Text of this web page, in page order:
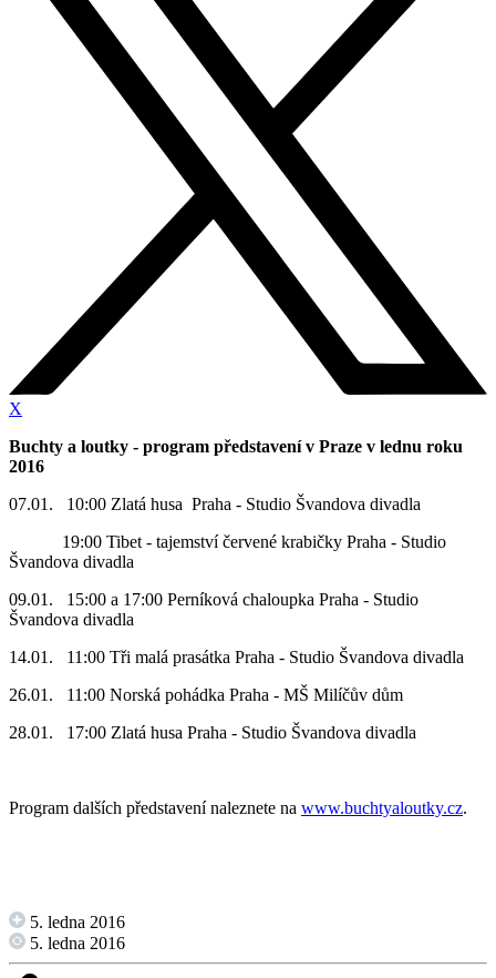
X
Buchty a loutky - program představení v Praze v lednu roku
2016
07.01. 10:00 Zlatá husa Praha - Studio Švandova divadla
19:00 Tibet - tajemství červené krabičky Praha - Studio
Švandova divadla
09.01. 15:00 a 17:00 Perníková chaloupka Praha - Studio
Švandova divadla
14.01. 11:00 Tři malá prasátka Praha - Studio Švandova divadla
26.01. 11:00 Norská pohádka Praha - MŠ Milíčův dům
28.01. 17:00 Zlatá husa Praha - Studio Švandova divadla
Program dalších představení naleznete na www.buchtyaloutky.cz.
5. ledna 2016
5. ledna 2016